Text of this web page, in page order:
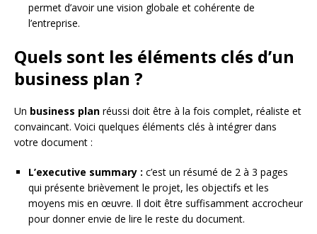
permet d’avoir une vision globale et cohérente de
l’entreprise.
Quels sont les éléments clés d’un
business plan ?
Un business plan réussi doit être à la fois complet, réaliste et
convaincant. Voici quelques éléments clés à intégrer dans
votre document :
L’executive summary : c’est un résumé de 2 à 3 pages
qui présente brièvement le projet, les objectifs et les
moyens mis en œuvre. Il doit être suffisamment accrocheur
pour donner envie de lire le reste du document.